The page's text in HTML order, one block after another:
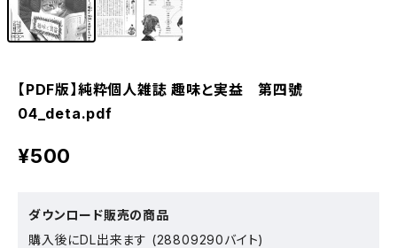
【PDF版】純粋個人雑誌 趣味と実益 第四號
04_deta.pdf
¥500
ダウンロード販売の商品
購入後にDL出来ます (28809290バイト)